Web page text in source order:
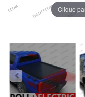
Clique